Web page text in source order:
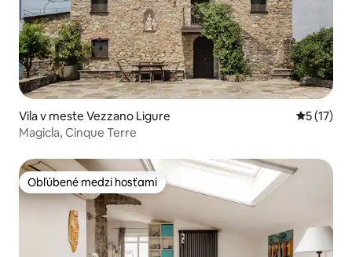
Vila v meste Vezzano Ligure
5 (17)
Magicla, Cinque Terre
Obľúbené medzi hosťami
Obľúbené medzi hosťami